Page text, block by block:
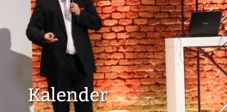
Kalender